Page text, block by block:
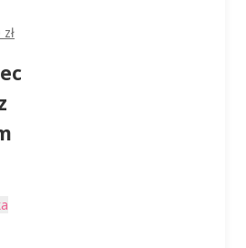
złAktualna
wynosi: